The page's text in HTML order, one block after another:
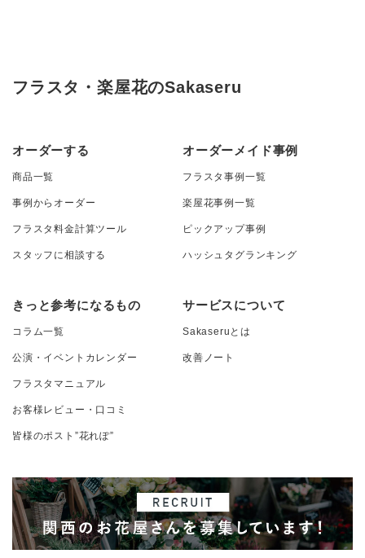
フラスタ・楽屋花のSakaseru
オーダーする
商品一覧
事例からオーダー
フラスタ料金計算ツール
スタッフに相談する
オーダーメイド事例
フラスタ事例一覧
楽屋花事例一覧
ピックアップ事例
ハッシュタグランキング
きっと参考になるもの
コラム一覧
公演・イベントカレンダー
フラスタマニュアル
お客様レビュー・口コミ
皆様のポスト”花れぽ”
サービスについて
Sakaseruとは
改善ノート